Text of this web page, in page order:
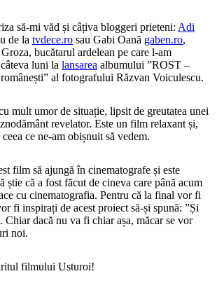
să-mi văd și câțiva bloggeri prieteni: Adi
de la tvdece.ro sau Gabi Oană gaben.ro,
bucătarul ardelean pe care l-am
luni la lansarea albumului ”ROST –
al fotografului Răzvan Voiculescu.
mult umor de situație, lipsit de greutatea unei
revelator. Este un film relaxant și,
ce ne-am obișnuit să vedem.
film să ajungă în cinematografe și este
știe că a fost făcut de cineva care până acum
cu cinematografia. Pentru că la final vor fi
fi inspirați de acest proiect să-și spună: ”Și
dacă nu va fi chiar așa, măcar se vor
noi.
filmului Usturoi!